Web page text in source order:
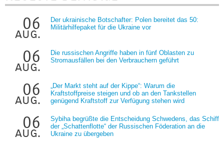
06
aug.
Der ukrainische Botschafter: Polen bereitet das 50:
Militärhilfepaket für die Ukraine vor
06
aug.
Die russischen Angriffe haben in fünf Oblasten zu
Stromausfällen bei den Verbrauchern geführt
06
aug.
„Der Markt steht auf der Kippe“: Warum die
Kraftstoffpreise steigen und ob an den Tankstellen
genügend Kraftstoff zur Verfügung stehen wird
06
aug.
Sybiha begrüßte die Entscheidung Schwedens, das Schiff
der „Schattenflotte“ der Russischen Föderation an die
Ukraine zu übergeben